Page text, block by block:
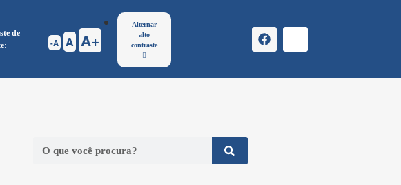
de
A A A
Alternar
alto
contraste